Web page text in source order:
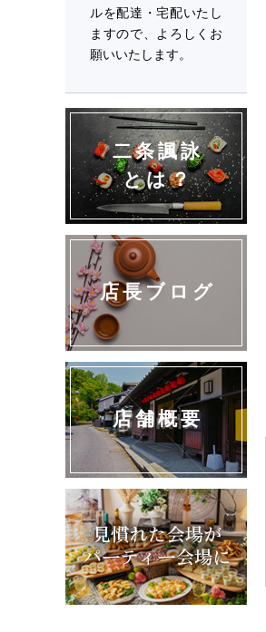
ルを配達・宅配いたし
ますので、よろしくお
願いいたします。
二条諷詠
とは？
店長ブログ
店舗概要